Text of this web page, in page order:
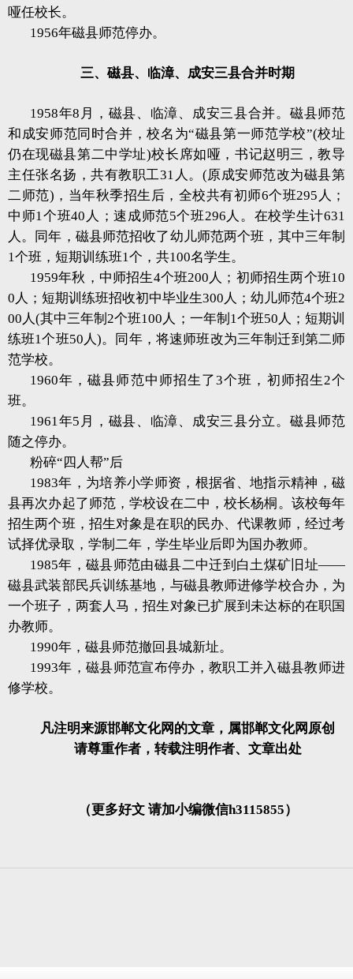
哑任校长。
1956年磁县师范停办。
三、磁县、临漳、成安三县合并时期
1958年8月，磁县、临漳、成安三县合并。磁县师范
和成安师范同时合并，校名为“磁县第一师范学校”(校址
仍在现磁县第二中学址)校长席如哑，书记赵明三，教导
主任张名扬，共有教职工31人。(原成安师范改为磁县第
二师范)，当年秋季招生后，全校共有初师6个班295人；
中师1个班40人；速成师范5个班296人。在校学生计631
人。同年，磁县师范招收了幼儿师范两个班，其中三年制
1个班，短期训练班1个，共100名学生。
1959年秋，中师招生4个班200人；初师招生两个班10
0人；短期训练班招收初中毕业生300人；幼儿师范4个班2
00人(其中三年制2个班100人；一年制1个班50人；短期训
练班1个班50人)。同年，将速师班改为三年制迁到第二师
范学校。
1960年，磁县师范中师招生了3个班，初师招生2个
班。
1961年5月，磁县、临漳、成安三县分立。磁县师范
随之停办。
粉碎“四人帮”后
1983年，为培养小学师资，根据省、地指示精神，磁
县再次办起了师范，学校设在二中，校长杨桐。该校每年
招生两个班，招生对象是在职的民办、代课教师，经过考
试择优录取，学制二年，学生毕业后即为国办教师。
1985年，磁县师范由磁县二中迁到白土煤矿旧址——
磁县武装部民兵训练基地，与磁县教师进修学校合办，为
一个班子，两套人马，招生对象已扩展到未达标的在职国
办教师。
1990年，磁县师范撤回县城新址。
1993年，磁县师范宣布停办，教职工并入磁县教师进
修学校。
凡注明来源邯郸文化网的文章，属邯郸文化网原创
请尊重作者，转载注明作者、文章出处
（更多好文 请加小编微信h3115855）